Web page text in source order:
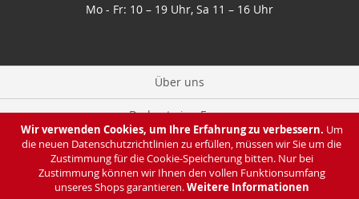
Wir verwenden Cookies, um Ihre Erfahrung zu verbessern. Um
die neuen Datenschutzrichtlinien zu erfüllen, müssen wir Sie um die
Zustimmung für die Cookie-Speicherung bitten. Nur bei
Zustimmung können wir Ihnen den vollen Funktionsumfang
unseres Shops garantieren.Weitere Informationen
Mo - Fr: 10 – 19 Uhr, Sa 11 – 16 Uhr
Über uns
Du hast eine Frage
Zahlung & Lieferung
Datenschutz